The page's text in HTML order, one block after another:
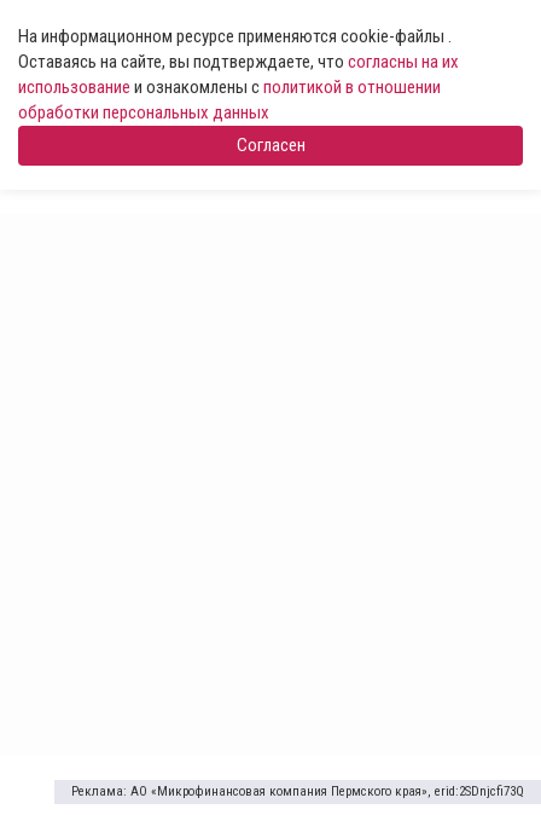
На информационном ресурсе применяются cookie-файлы .
Оставаясь на сайте, вы подтверждаете, что согласны на их
использование и ознакомлены сполитикой в отношении
обработки персональных данных
Согласен
Реклама: АО «Микрофинансовая компания Пермского края», erid:2SDnjcfi73Q